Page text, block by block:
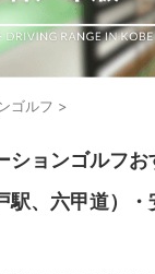
ゴルフ >
ションゴルフ
駅、六甲道）